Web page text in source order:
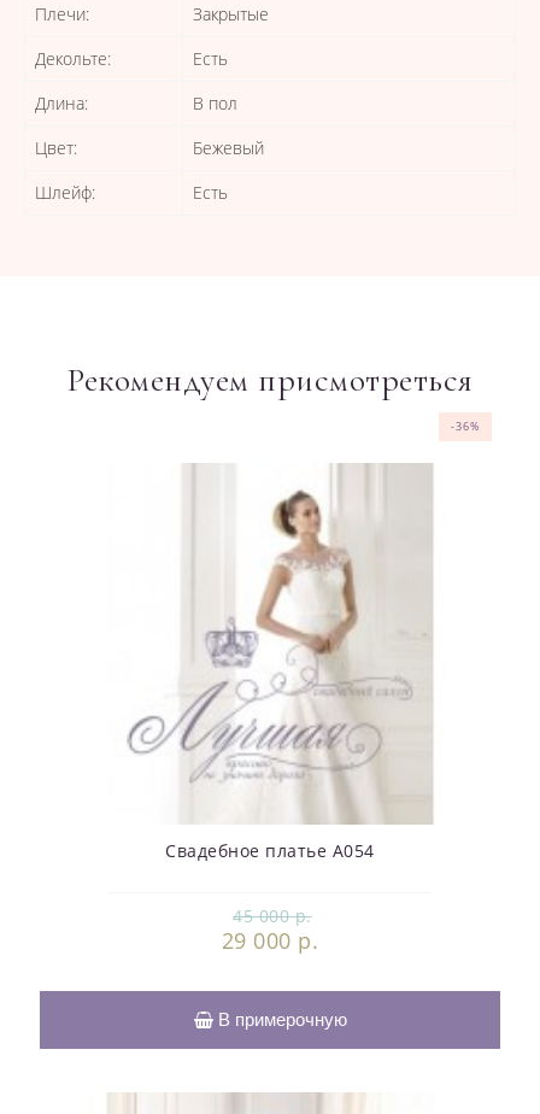
Плечи:
Закрытые
Декольте:
Есть
Длина:
В пол
Цвет:
Бежевый
Шлейф:
Есть
Рекомендуем присмотреться
-36%
Свадебное платье А054
45 000 р.
29 000 р.
В примерочную
-36%
-36%
-37%
-36%
-36%
-36%
-36%
-36%
-36%